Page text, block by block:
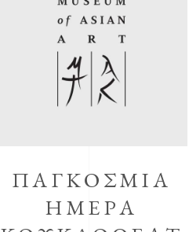
ΠΑΓΚΟΣΜΙΑ
ΗΜΕΡΑ